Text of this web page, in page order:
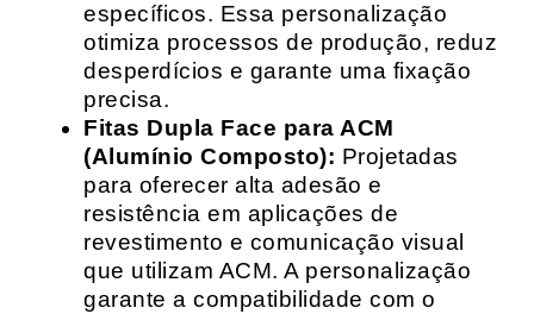
específicos. Essa personalização
otimiza processos de produção, reduz
desperdícios e garante uma fixação
precisa.
Fitas Dupla Face para ACM
(Alumínio Composto): Projetadas
para oferecer alta adesão e
resistência em aplicações de
revestimento e comunicação visual
que utilizam ACM. A personalização
garante a compatibilidade com o